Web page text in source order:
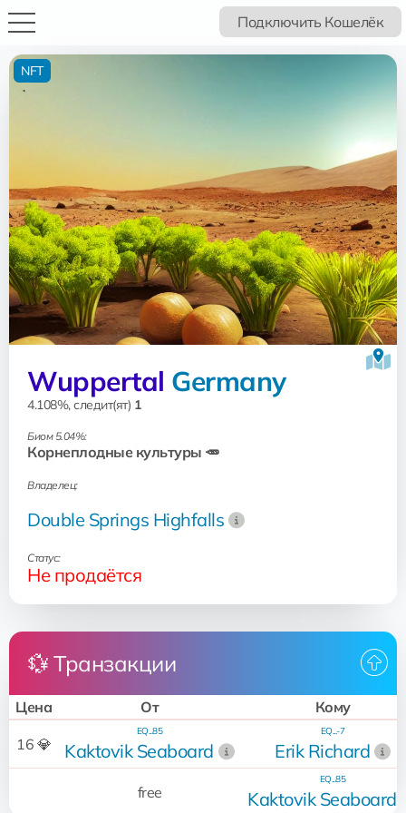
Подключить Кошелёк
Wuppertal Germany
4.108%, следит(ят) 1
Биом 5.04%:
Корнеплодные культуры 🥕
Владелец:
Double Springs Highfalls
Статус:
Не продаётся
NFT
💱 Транзакции
Цена От Кому
16 💎 Kaktovik Seaboard
EQ...85
Erik Richard
EQ...-7
free Kaktovik Seaboard
EQ...85